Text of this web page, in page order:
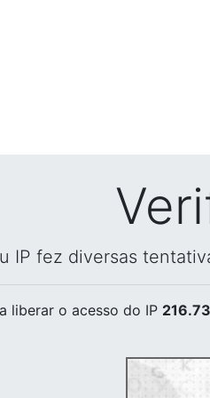
IP fez diversas
liberar o acesso do IP